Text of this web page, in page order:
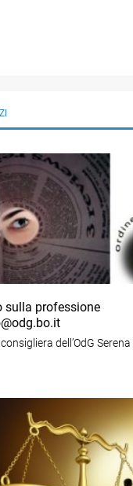
sulla professione
dell’OdG